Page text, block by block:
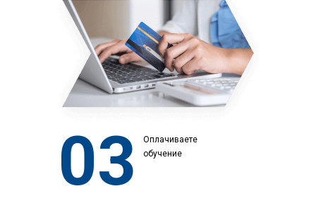
03
Оплачиваете
обучение